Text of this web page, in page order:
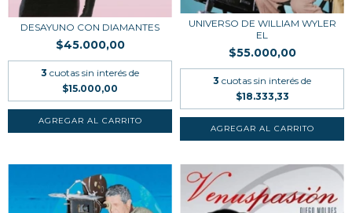
DESAYUNO CON DIAMANTES
$45.000,00
3 cuotas sin interés de
$15.000,00
UNIVERSO DE WILLIAM WYLER
EL
$55.000,00
3 cuotas sin interés de
$18.333,33